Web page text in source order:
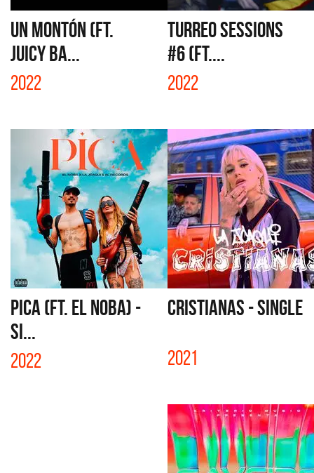
UN MONTÓN (FT.
JUICY BA...
2022
TURREO SESSIONS
#6 (FT....
2022
PICA (FT. EL NOBA) -
SI...
2022
CRISTIANAS - SINGLE
2021